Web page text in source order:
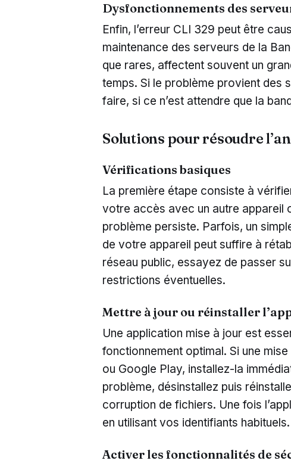
Dysfonctionnements des
Enfin, l’erreur CLI 329 peut être
maintenance des serveurs de la
que rares, affectent souvent un
temps. Si le problème provient des
faire, si ce n’est attendre que la
Solutions pour résoudre
Vérifications basiques
La première étape consiste à
votre accès avec un autre appareil
problème persiste. Parfois, un
de votre appareil peut suffire à
réseau public, essayez de passer
restrictions éventuelles.
Mettre à jour ou réinstaller
Une application mise à jour est
fonctionnement optimal. Si une
ou Google Play, installez-la
problème, désinstallez puis
corruption de fichiers. Une fois
en utilisant vos identifiants habituels.
Activer les fonctionnalités de